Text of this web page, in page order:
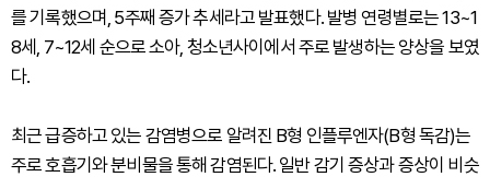
를 기록했으며, 5주째 증가 추세라고 발표했다. 발병 연령별로는 13~1
8세, 7~12세 순으로 소아, 청소년사이에서 주로 발생하는 양상을 보였
다.
최근 급증하고 있는 감염병으로 알려진 B형 인플루엔자(B형 독감)는
주로 호흡기와 분비물을 통해 감염된다. 일반 감기 증상과 증상이 비슷